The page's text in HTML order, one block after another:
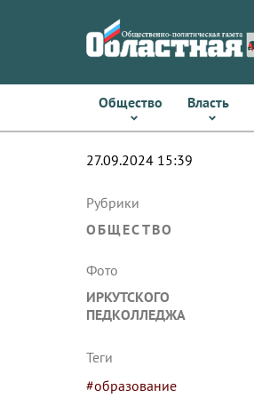
Общество Власть
27.09.2024 15:39
Рубрики
ОБЩЕСТВО
Фото
ИРКУТСКОГО
ПЕДКОЛЛЕДЖА
Теги
#образование